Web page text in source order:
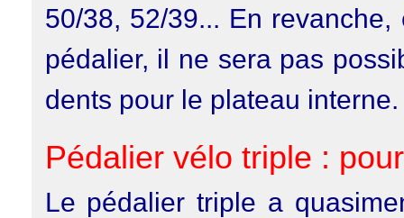
50/38, 52/39... En
pédalier, il ne sera pas
dents pour le plateau interne.
Pédalier vélo triple :
Le pédalier triple a